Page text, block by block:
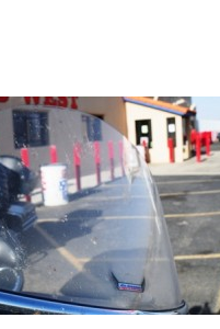
windige Typen